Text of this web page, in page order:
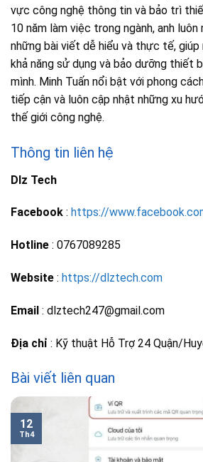
vực công nghệ thông tin và bảo trì
10 năm làm việc trong ngành, anh
những bài viết dễ hiểu và thực tế,
khả năng sử dụng và bảo dưỡng thiết
mình. Minh Tuấn nổi bật với phong
tiếp cận và luôn cập nhật những xu
thế giới công nghệ.
Thông tin liên hệ
Dlz Tech
Facebook : https://
Hotline : 0767089285
Website : https://dlztech.com
Email : dlztech247@gmail.com
Địa chỉ : Kỹ thuật Hỗ Trợ 24 Quận/
Bài viết liên quan
12
Th4